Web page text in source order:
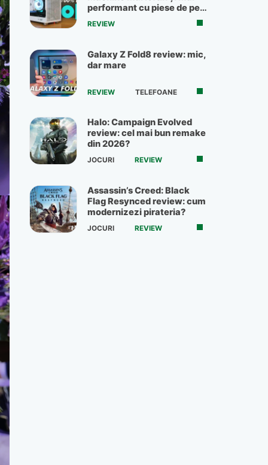
performant cu piese de pe
OLX
REVIEW
Galaxy Z Fold8 review: mic,
dar mare
REVIEW TELEFOANE
Halo: Campaign Evolved
review: cel mai bun remake
din 2026?
JOCURI REVIEW
Assassin’s Creed: Black
Flag Resynced review: cum
modernizezi pirateria?
JOCURI REVIEW